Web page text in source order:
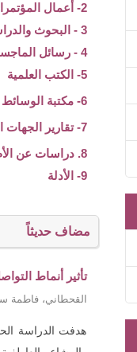
2- أعمال المؤتمرات
3 - البحوث والدراسات
4 - رسائل الماجستير و الدكتوراه
5- الكتب العلمية
6- مكتبة الوسائط المتعددة
7- تقارير الجهات الأسرية
8. دراسات عن الأم
9- الأدلة
مضاف حديثاً
تأثير أنماط
القحطاني، فاطمة
هدفت الدراسة